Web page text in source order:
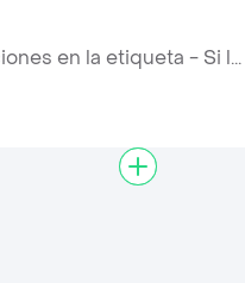
en la etiqueta - Si l...